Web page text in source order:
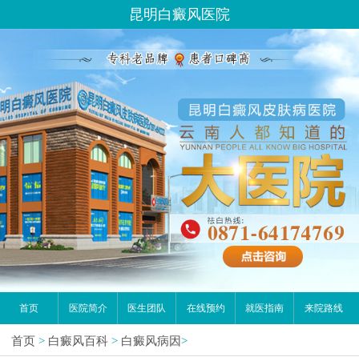
昆明白癜风医院
首页 医院简介 医生团队 在线预约 就医指南 来院路线
首页 > 白癜风百科 > 白癜风病因>